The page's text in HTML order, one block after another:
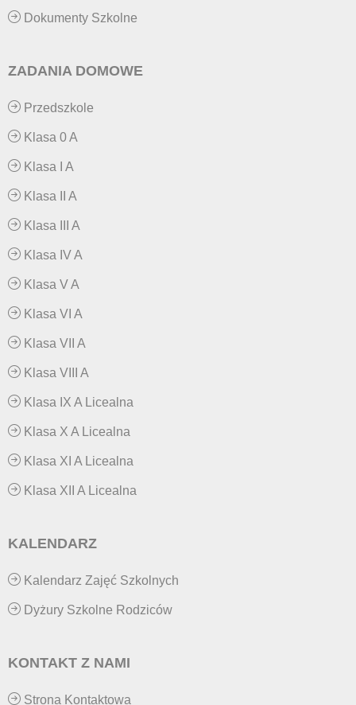
Dokumenty Szkolne
ZADANIA DOMOWE
Przedszkole
Klasa 0 A
Klasa I A
Klasa II A
Klasa III A
Klasa IV A
Klasa V A
Klasa VI A
Klasa VII A
Klasa VIII A
Klasa IX A Licealna
Klasa X A Licealna
Klasa XI A Licealna
Klasa XII A Licealna
KALENDARZ
Kalendarz Zajęć Szkolnych
Dyżury Szkolne Rodziców
KONTAKT Z NAMI
Strona Kontaktowa